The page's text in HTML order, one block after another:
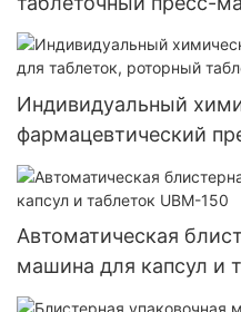
таблеток
Индивидуальный
фармацевтический
роторный
Автоматическая
машина для капсул и